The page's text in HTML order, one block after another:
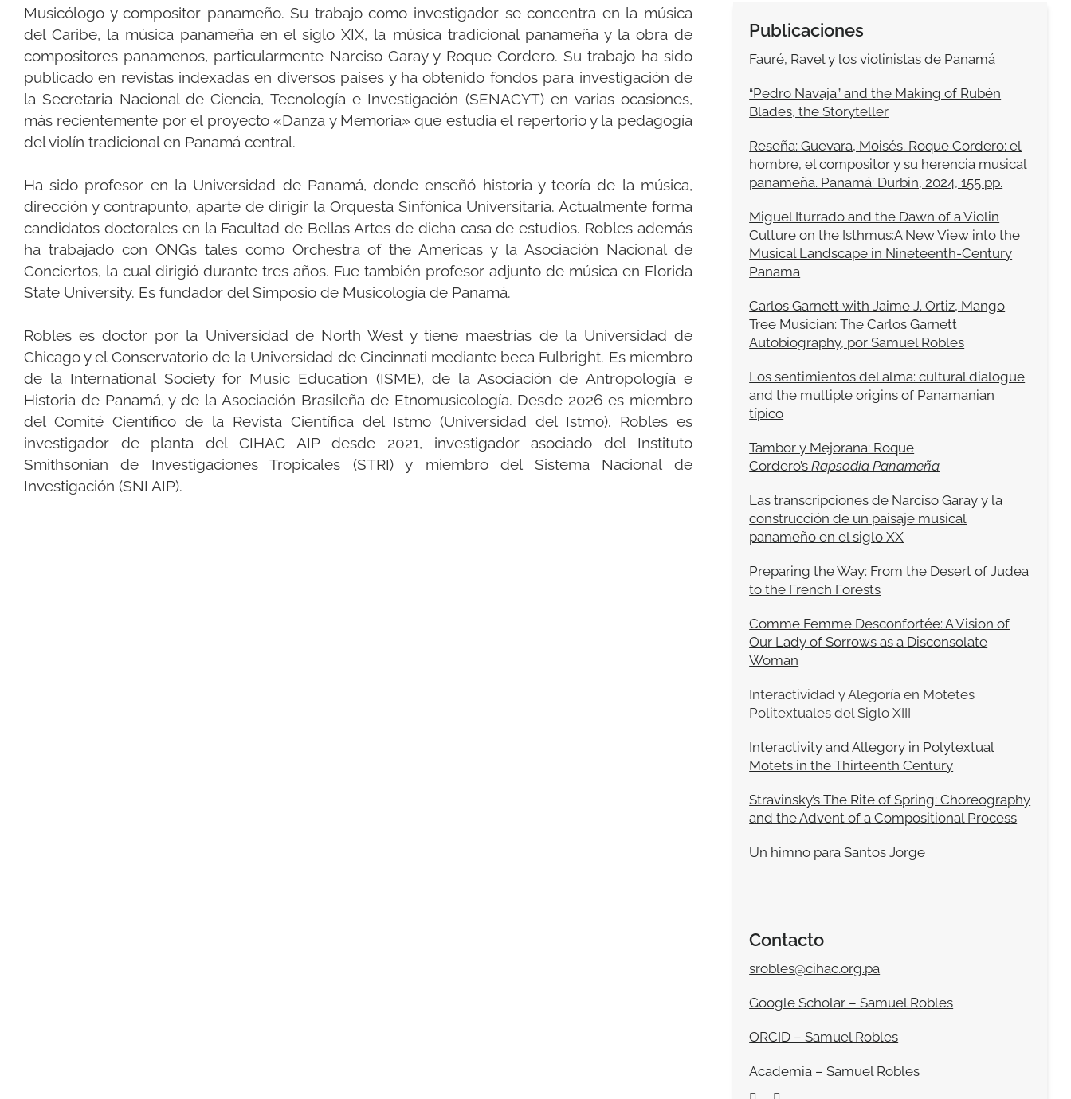
Musicólogo y compositor panameño. Su trabajo como investigador se concentra en la música
del Caribe, la música panameña en el siglo XIX, la música tradicional panameña y la obra de
compositores panamenos, particularmente Narciso Garay y Roque Cordero. Su trabajo ha sido
publicado en revistas indexadas en diversos países y ha obtenido fondos para investigación de
la Secretaria Nacional de Ciencia, Tecnología e Investigación (SENACYT) en varias ocasiones,
más recientemente por el proyecto «Danza y Memoria» que estudia el repertorio y la pedagogía
del violín tradicional en Panamá central.
Ha sido profesor en la Universidad de Panamá, donde enseñó historia y teoría de la música,
dirección y contrapunto, aparte de dirigir la Orquesta Sinfónica Universitaria. Actualmente forma
candidatos doctorales en la Facultad de Bellas Artes de dicha casa de estudios. Robles además
ha trabajado con ONGs tales como Orchestra of the Americas y la Asociación Nacional de
Conciertos, la cual dirigió durante tres años. Fue también profesor adjunto de música en Florida
State University. Es fundador del Simposio de Musicología de Panamá.
Robles es doctor por la Universidad de North West y tiene maestrías de la Universidad de
Chicago y el Conservatorio de la Universidad de Cincinnati mediante beca Fulbright. Es miembro
de la International Society for Music Education (ISME), de la Asociación de Antropología e
Historia de Panamá, y de la Asociación Brasileña de Etnomusicología. Desde 2026 es miembro
del Comité Científico de la Revista Científica del Istmo (Universidad del Istmo). Robles es
investigador de planta del CIHAC AIP desde 2021, investigador asociado del Instituto
Smithsonian de Investigaciones Tropicales (STRI) y miembro del Sistema Nacional de
Investigación (SNI AIP).
Publicaciones
Fauré, Ravel y los violinistas de Panamá
“Pedro Navaja” and the Making of Rubén
Blades, the Storyteller
Reseña: Guevara, Moisés. Roque Cordero: el
hombre, el compositor y su herencia musical
panameña. Panamá: Durbin, 2024, 155 pp.
Miguel Iturrado and the Dawn of a Violin
Culture on the Isthmus:A New View into the
Musical Landscape in Nineteenth-Century
Panama
Carlos Garnett with Jaime J. Ortiz, Mango
Tree Musician: The Carlos Garnett
Autobiography, por Samuel Robles
Los sentimientos del alma: cultural dialogue
and the multiple origins of Panamanian
típico
Tambor y Mejorana: Roque
Cordero’sRapsodia Panameña
Las transcripciones de Narciso Garay y la
construcción de un paisaje musical
panameño en el siglo XX
Preparing the Way: From the Desert of Judea
to the French Forests
Comme Femme Desconfortée: A Vision of
Our Lady of Sorrows as a Disconsolate
Woman
Interactividad y Alegoría en Motetes
Politextuales del Siglo XIII
Interactivity and Allegory in Polytextual
Motets in the Thirteenth Century
Stravinsky’s The Rite of Spring: Choreography
and the Advent of a Compositional Process
Un himno para Santos Jorge
Contacto
srobles@cihac.org.pa
Google Scholar – Samuel Robles
ORCID – Samuel Robles
Academia – Samuel Robles